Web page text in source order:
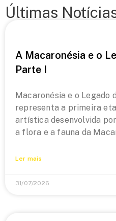
Últimas
A Macaronésia e o
Parte I
Macaronésia e o Legado
representa a primeira
artística desenvolvida
a flora e a fauna da
Ler mais
31/07/2026